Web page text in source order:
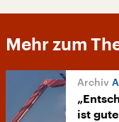
Mehr zum
ist